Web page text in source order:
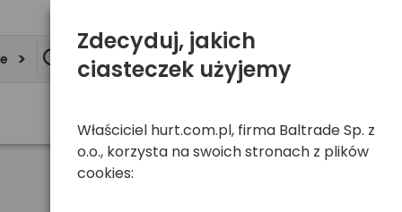
Zdecyduj, jakich
ciasteczek użyjemy
Właściciel hurt.com.pl, firma Baltrade Sp. z
o.o., korzysta na swoich stronach z plików
cookies: